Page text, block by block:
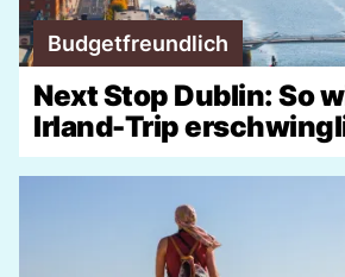
Budgetfreundlich
Next Stop Dublin: So
Irland-Trip